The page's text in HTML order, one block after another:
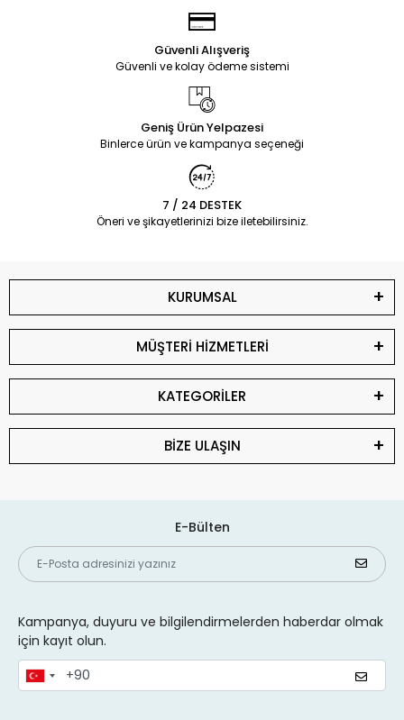
Güvenli Alışveriş
Güvenli ve kolay ödeme sistemi
Geniş Ürün Yelpazesi
Binlerce ürün ve kampanya seçeneği
7 / 24 DESTEK
Öneri ve şikayetlerinizi bize iletebilirsiniz.
KURUMSAL
MÜŞTERİ HİZMETLERİ
KATEGORİLER
BİZE ULAŞIN
E-Bülten
Kampanya, duyuru ve bilgilendirmelerden haberdar olmak
için kayıt olun.